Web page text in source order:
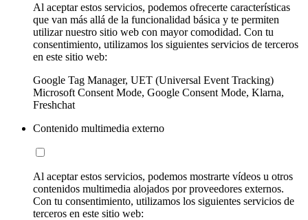
Al aceptar estos servicios, podemos ofrecerte características
que van más allá de la funcionalidad básica y te permiten
utilizar nuestro sitio web con mayor comodidad. Con tu
consentimiento, utilizamos los siguientes servicios de terceros
en este sitio web:
Google Tag Manager, UET (Universal Event Tracking)
Microsoft Consent Mode, Google Consent Mode, Klarna,
Freshchat
Contenido multimedia externo
Al aceptar estos servicios, podemos mostrarte vídeos u otros
contenidos multimedia alojados por proveedores externos.
Con tu consentimiento, utilizamos los siguientes servicios de
terceros en este sitio web: